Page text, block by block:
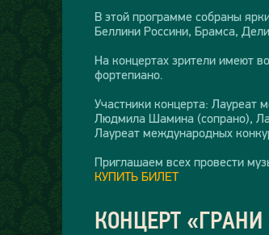
В этой программе собраны
Беллини Россини, Брамса,
На концертах зрители имеют
фортепиано.
Участники концерта: Лауреат
Людмила Шамина (сопрано),
Лауреат международных
Приглашаем всех провести
КУПИТЬ БИЛЕТ
КОНЦЕРТ